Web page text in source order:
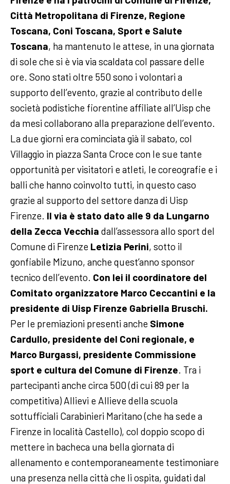
Città Metropolitana di Firenze, Regione
Toscana, Coni Toscana, Sport e Salute
Toscana, ha mantenuto le attese, in una giornata
di sole che si è via via scaldata col passare delle
ore. Sono stati oltre 550 sono i volontari a
supporto dell’evento, grazie al contributo delle
società podistiche fiorentine affiliate all’Uisp che
da mesi collaborano alla preparazione dell’evento.
La due giorni era cominciata già il sabato, col
Villaggio in piazza Santa Croce con le sue tante
opportunità per visitatori e atleti, le coreografie e i
balli che hanno coinvolto tutti, in questo caso
grazie al supporto del settore danza di Uisp
Firenze. Il via è stato dato alle 9 da Lungarno
della Zecca Vecchia dall’assessora allo sport del
Comune di Firenze Letizia Perini, sotto il
gonfiabile Mizuno, anche quest’anno sponsor
tecnico dell’evento. Con lei il coordinatore del
Comitato organizzatore Marco Ceccantini e la
presidente di Uisp Firenze Gabriella Bruschi.
Per le premiazioni presenti anche Simone
Cardullo, presidente del Coni regionale, e
Marco Burgassi, presidente Commissione
sport e cultura del Comune di Firenze. Tra i
partecipanti anche circa 500 (di cui 89 per la
competitiva) Allievi e Allieve della scuola
sottufficiali Carabinieri Maritano (che ha sede a
Firenze in località Castello), col doppio scopo di
mettere in bacheca una bella giornata di
allenamento e contemporaneamente testimoniare
una presenza nella città che li ospita, guidati dal